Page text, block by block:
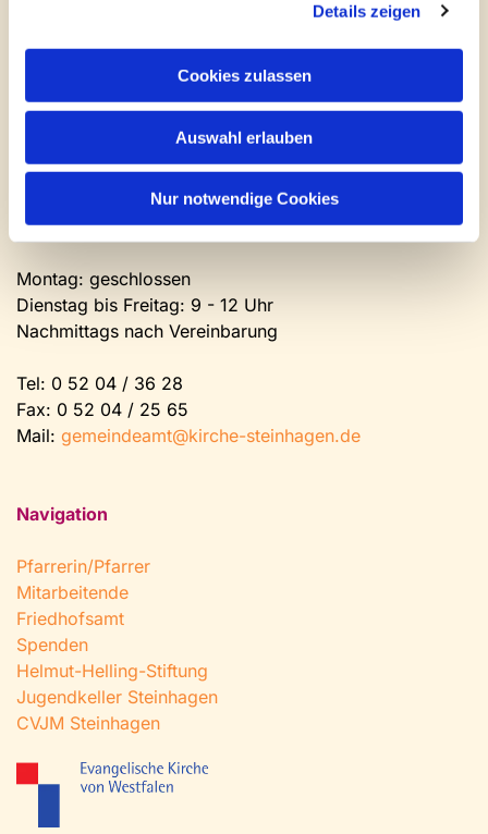
Details zeigen
Cookies zulassen
Auswahl erlauben
Nur notwendige Cookies
Brockhagener Straße 28 | 33803 Steinhagen
0 52 04 / 36 28
Mail:gemeindeamt@kirche-steinhagen.de
Newsletter abonnieren
Kontakt und Öffnungszeiten
Gemeinde- und Friedhofsamt
Montag: geschlossen
Dienstag bis Freitag: 9 - 12 Uhr
Nachmittags nach Vereinbarung
Tel: 0 52 04 / 36 28
Fax: 0 52 04 / 25 65
Mail: gemeindeamt@kirche-steinhagen.de
Navigation
Pfarrerin/Pfarrer
Mitarbeitende
Friedhofsamt
Spenden
Helmut-Helling-Stiftung
Jugendkeller Steinhagen
CVJM Steinhagen